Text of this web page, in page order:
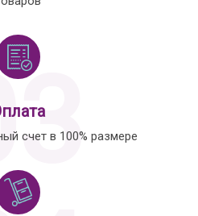
счет в 100% размере